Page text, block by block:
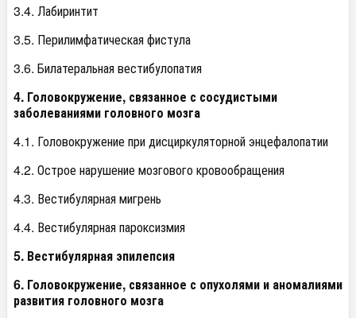
3.4. Лабиринтит
3.5. Перилимфатическая фистула
3.6. Билатеральная вестибулопатия
4. Головокружение, связанное с сосудистыми
заболеваниями головного мозга
4.1. Головокружение при дисциркуляторной энцефалопатии
4.2. Острое нарушение мозгового кровообращения
4.3. Вестибулярная мигрень
4.4. Вестибулярная пароксизмия
5. Вестибулярная эпилепсия
6. Головокружение, связанное с опухолями и аномалиями
развития головного мозга